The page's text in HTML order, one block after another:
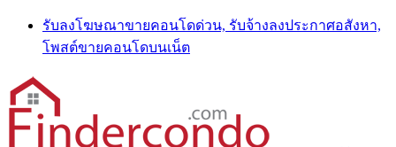
Skip
content
รับลงโฆษณาขายคอนโดด่วน, รับจ้างลงประกาศอสังหา,
โพสต์ขายคอนโดบนเน็ต